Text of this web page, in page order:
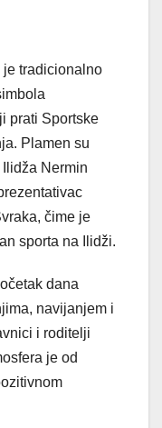
tradicionalno
prati Sportske
Plamen su
Nermin
čime je
sporta na Ilidži.
dana
navijanjem i
i roditelji
je od